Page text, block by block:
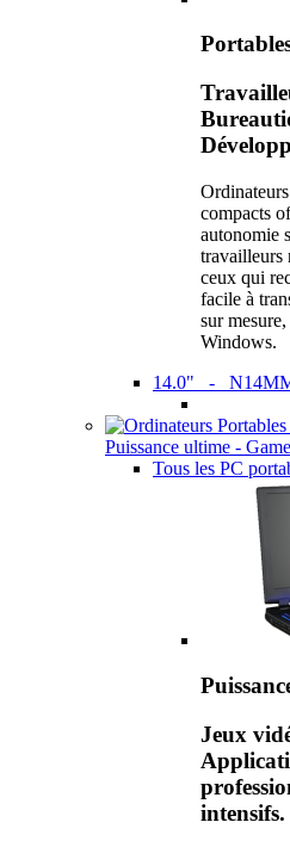
compacts
autonomie
travailleurs
ceux qui
facile à
sur
Windows.
14.0" -
Puissance ultime -
Tous les PC
Jeux
intensifs.